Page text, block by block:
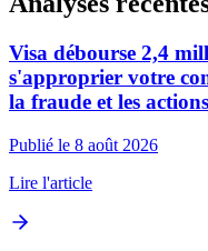
Visa débourse 2,4
s'approprier votre
la fraude et les
Publié le 8 août 2026
Lire l'article